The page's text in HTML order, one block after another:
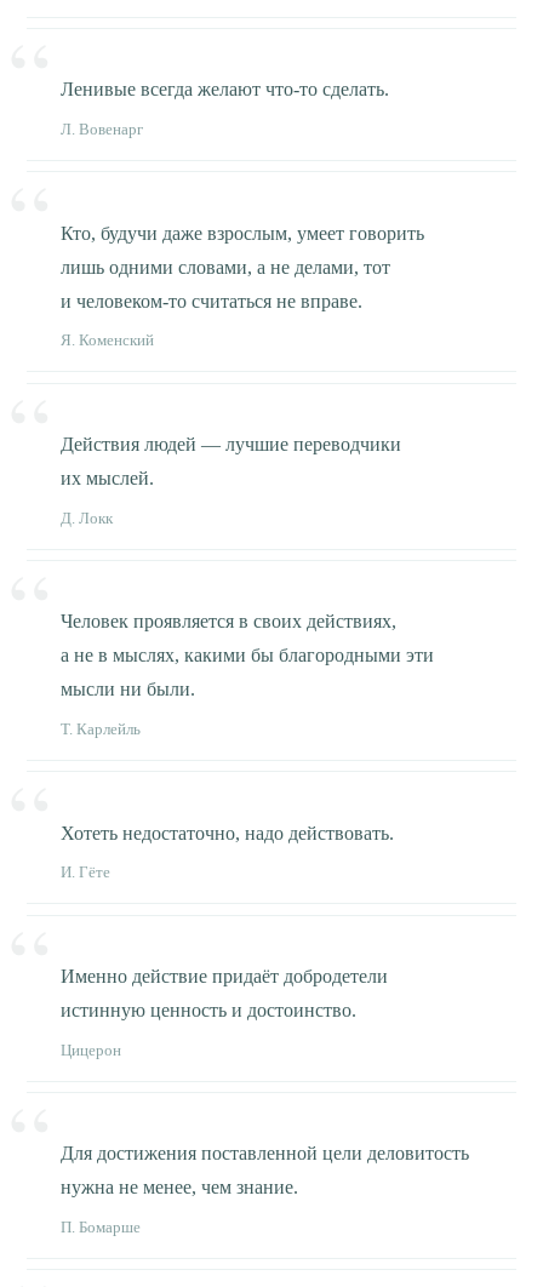
Ленивые всегда желают что-то сделать.
Л. Вовенарг
Кто, будучи даже взрослым, умеет говорить
лишь одними словами, а не делами, тот
и человеком-то считаться не вправе.
Я. Коменский
Действия людей — лучшие переводчики
их мыслей.
Д. Локк
Человек проявляется в своих действиях,
а не в мыслях, какими бы благородными эти
мысли ни были.
Т. Карлейль
Хотеть недостаточно, надо действовать.
И. Гёте
Именно действие придаёт добродетели
истинную ценность и достоинство.
Цицерон
Для достижения поставленной цели деловитость
нужна не менее, чем знание.
П. Бомарше